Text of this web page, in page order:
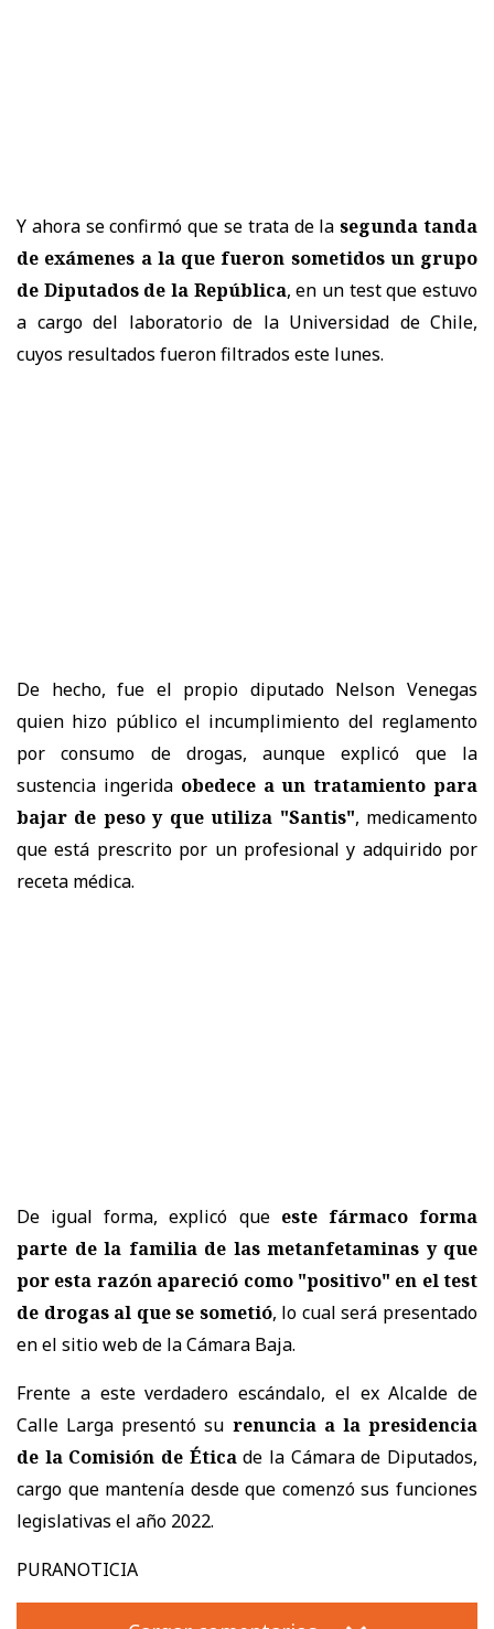
Y ahora se confirmó que se trata de lasegunda tanda
de exámenes a la que fueron sometidos un grupo
de Diputados de la República, en un test que estuvo
a cargo del laboratorio de la Universidad de Chile,
cuyos resultados fueron filtrados este lunes.
De hecho, fue el propio diputado Nelson Venegas
quien hizo público el incumplimiento del reglamento
por consumo de drogas, aunque explicó que la
sustencia ingerida obedece a un tratamiento para
bajar de peso y que utiliza "Santis", medicamento
que está prescrito por un profesional y adquirido por
receta médica.
De igual forma, explicó queeste fármaco forma
parte de la familia de las metanfetaminas y que
por esta razón apareció como "positivo" en el test
de drogas al que se sometió, lo cual será presentado
en el sitio web de la Cámara Baja.
Frente a este verdadero escándalo, el ex Alcalde de
Calle Larga presentó su renuncia a la presidencia
de la Comisión de Éticade la Cámara de Diputados,
cargo que mantenía desde que comenzó sus funciones
legislativas el año 2022.
PURANOTICIA